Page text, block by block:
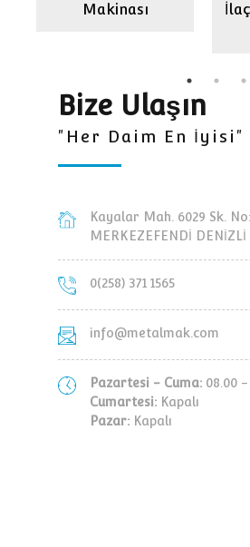
Makinası
Bize Ulaşın
"Her Daim En İyisi"
Kayalar Mah. 6029 Sk.
MERKEZEFENDİ
0(258) 371 1565
info@metalmak.com
Pazartesi - Cuma: 08.00 -
Cumartesi: Kapalı
Pazar: Kapalı